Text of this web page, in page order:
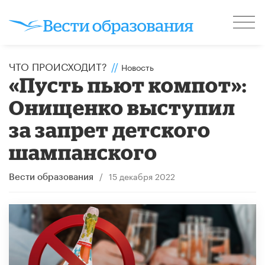
ЧТО ПРОИСХОДИТ? // Новость
«Пусть пьют компот»:
Онищенко выступил
за запрет детского
шампанского
Вести образования / 15 декабря 2022